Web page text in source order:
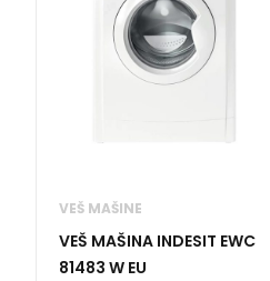
VEŠ MAŠINE
VEŠ MAŠINA INDESIT EWC
81483 W EU